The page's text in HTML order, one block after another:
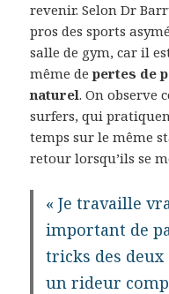
revenir. Selon Dr
pros des sports
salle de gym, car il
même depertes de
naturel. On observe
surfers, qui
temps sur le même
retour lorsqu’ils se
« Je travaille
important de
tricks des deux
un rideur